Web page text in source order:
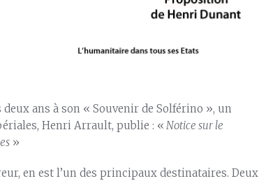
ans à son « Souvenir de Solférino », un
Henri Arrault, publie : « Notice sur le
»
en est l’un des principaux destinataires. Deux